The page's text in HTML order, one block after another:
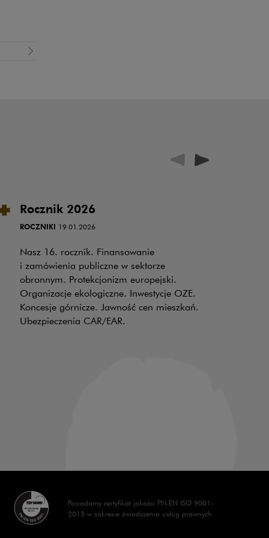
Rocznik 2026
ROCZNIKI 19.01.2026
Nasz 16. rocznik. Finansowanie
i zamówienia publiczne w sektorze
obronnym. Protekcjonizm europejski.
Organizacje ekologiczne. Inwestycje OZE.
Koncesje górnicze. Jawność cen mieszkań.
Ubezpieczenia CAR/EAR.
Posiadamy certyfikat jakości PN-EN ISO 9001-
2015 w zakresie świadczenia usług prawnych